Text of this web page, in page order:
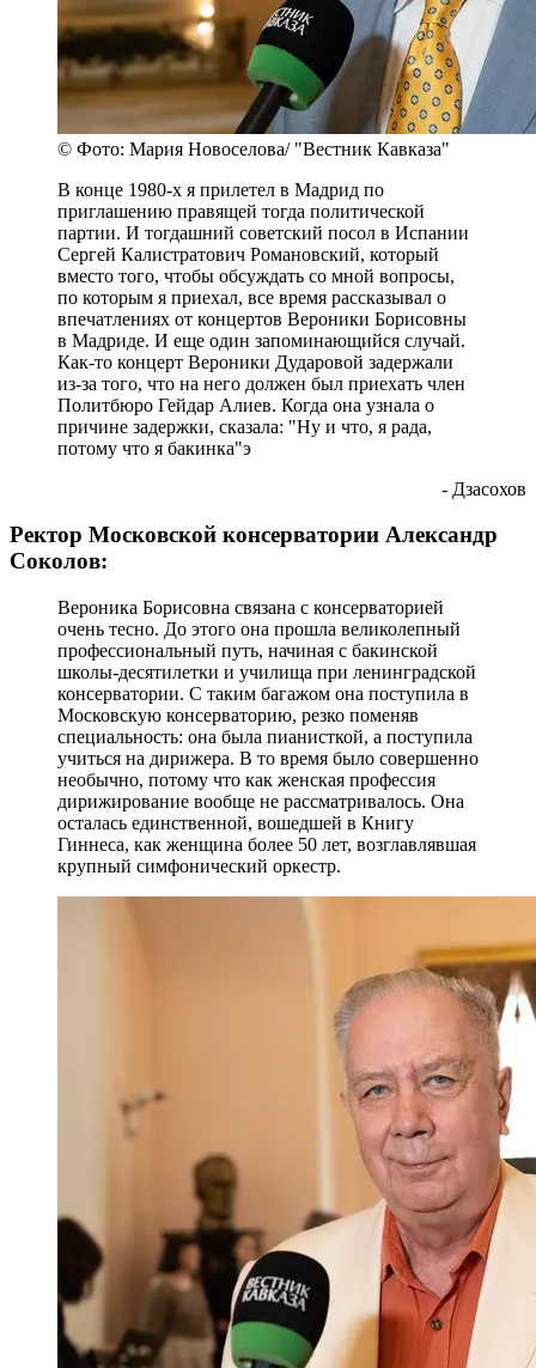
© Фото: Мария Новоселова/ "Вестник Кавказа"
В конце 1980-х я прилетел в Мадрид по
приглашению правящей тогда политической
партии. И тогдашний советский посол в Испании
Сергей Калистратович Романовский, который
вместо того, чтобы обсуждать со мной вопросы,
по которым я приехал, все время рассказывал о
впечатлениях от концертов Вероники Борисовны
в Мадриде. И еще один запоминающийся случай.
Как-то концерт Вероники Дударовой задержали
из-за того, что на него должен был приехать член
Политбюро Гейдар Алиев. Когда она узнала о
причине задержки, сказала: "Ну и что, я рада,
потому что я бакинка"э
- Дзасохов
Ректор Московской консерватории Александр
Соколов:
Вероника Борисовна связана с консерваторией
очень тесно. До этого она прошла великолепный
профессиональный путь, начиная с бакинской
школы-десятилетки и училища при ленинградской
консерватории. С таким багажом она поступила в
Московскую консерваторию, резко поменяв
специальность: она была пианисткой, а поступила
учиться на дирижера. В то время было совершенно
необычно, потому что как женская профессия
дирижирование вообще не рассматривалось. Она
осталась единственной, вошедшей в Книгу
Гиннеса, как женщина более 50 лет, возглавлявшая
крупный симфонический оркестр.